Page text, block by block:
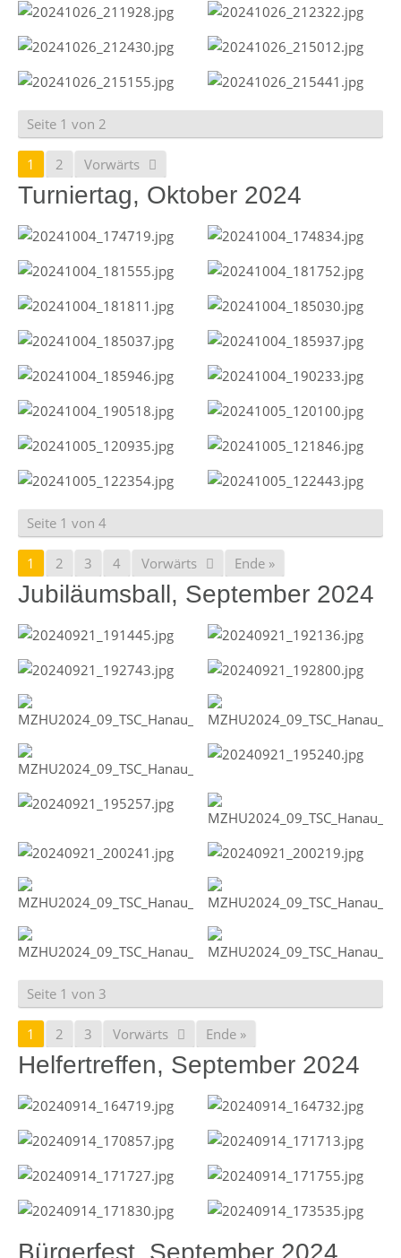
Seite 1 von 2
1 2 Vorwärts
Turniertag, Oktober 2024
Seite 1 von 4
1 2 3 4 Vorwärts Ende »
Jubiläumsball, September 2024
Seite 1 von 3
1 2 3 Vorwärts Ende »
Helfertreffen, September 2024
Bürgerfest, September 2024